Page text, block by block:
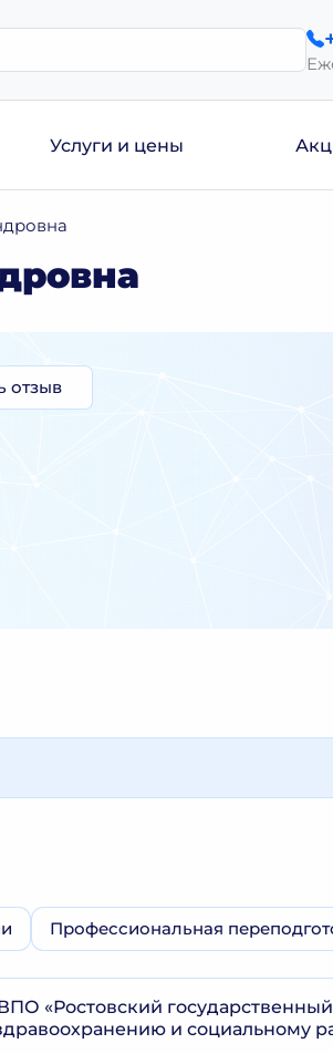
Услуги и цены
отзыв
Профессиональная
«Ростовский
и социальному